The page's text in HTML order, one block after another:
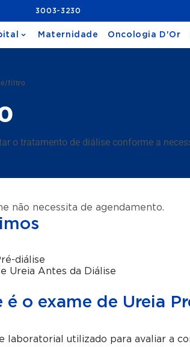
3003-3230
Maternidade Oncologia D'Or
filtro
o tratamento de diálise conforme a
não necessita de agendamento.
diálise
Ureia Antes da Diálise
é o exame de Ureia
laboratorial utilizado para avaliar a